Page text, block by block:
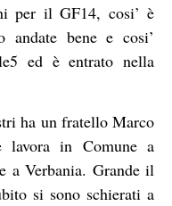
per il GF14, cosi’ è
andate bene e cosi’
ed è entrato nella
ha un fratello Marco
in Comune a
a Verbania. Grande il
si sono schierati a